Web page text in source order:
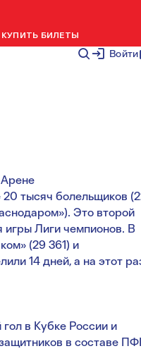
Войти
КУПИТЬ БИЛЕТЫ
20-Ю
СО
тысяч болельщиков
Это второй
игры Лиги чемпионов. В
(29 361) и
14 дней, а на этот
в Кубке России и
в составе